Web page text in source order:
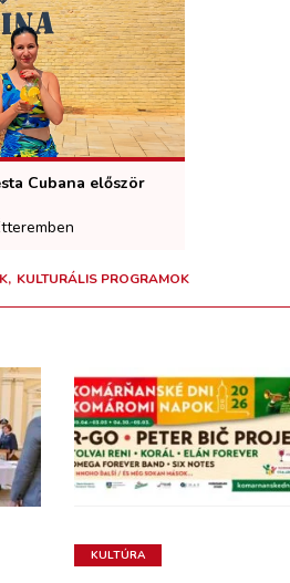
Cubana először
KULTURÁLIS PROGRAMOK
KULTÚRA